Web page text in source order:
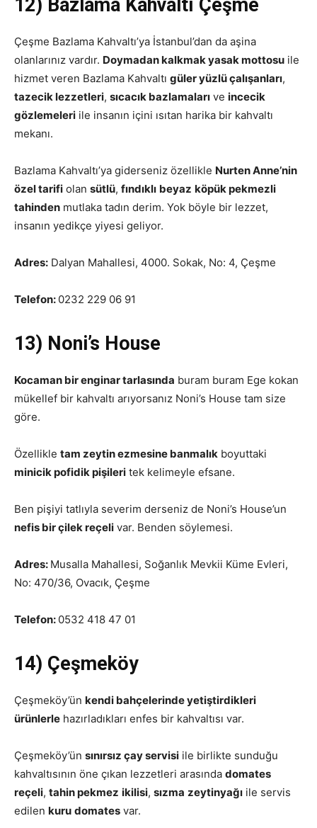
12) Bazlama Kahvaltı Çeşme
Çeşme Bazlama Kahvaltı’ya İstanbul’dan da aşina
olanlarınız vardır. Doymadan kalkmak yasak mottosu ile
hizmet veren Bazlama Kahvaltı güler yüzlü çalışanları,
tazecik lezzetleri, sıcacık bazlamaları ve incecik
gözlemeleri ile insanın içini ısıtan harika bir kahvaltı
mekanı.
Bazlama Kahvaltı’ya giderseniz özellikle Nurten Anne’nin
özel tarifi olan sütlü, fındıklı beyaz köpük pekmezli
tahinden mutlaka tadın derim. Yok böyle bir lezzet,
insanın yedikçe yiyesi geliyor.
Adres: Dalyan Mahallesi, 4000. Sokak, No: 4, Çeşme
Telefon: 0232 229 06 91
13) Noni’s House
Kocaman bir enginar tarlasında buram buram Ege kokan
mükellef bir kahvaltı arıyorsanız Noni’s House tam size
göre.
Özellikle tam zeytin ezmesine banmalık boyuttaki
minicik pofidik pişileri tek kelimeyle efsane.
Ben pişiyi tatlıyla severim derseniz de Noni’s House’un
nefis bir çilek reçeli var. Benden söylemesi.
Adres: Musalla Mahallesi, Soğanlık Mevkii Küme Evleri,
No: 470/36, Ovacık, Çeşme
Telefon: 0532 418 47 01
14) Çeşmeköy
Çeşmeköy’ün kendi bahçelerinde yetiştirdikleri
ürünlerle hazırladıkları enfes bir kahvaltısı var.
Çeşmeköy’ün sınırsız çay servisi ile birlikte sunduğu
kahvaltısının öne çıkan lezzetleri arasında domates
reçeli, tahin pekmez ikilisi, sızma zeytinyağı ile servis
edilen kuru domates var.